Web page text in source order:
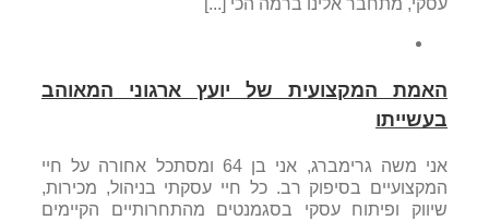
האמת המקצועית של יועץ ארגוני המאוהב
בעשייתו
אני משה גרימברג, אני בן 64 ומסתכל אחורה על חיי
המקצועיים בסיפוק רב. כל חיי עסקתי בניהול, מכירות,
שיווק ופיתוח עסקי בסגמנטים מהתחרותיים הקיימים